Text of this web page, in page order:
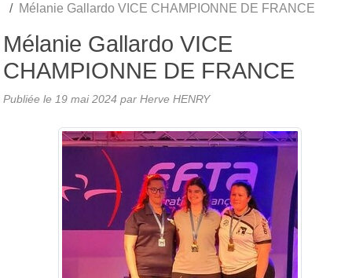
Mélanie Gallardo VICE CHAMPIONNE DE FRANCE
Mélanie Gallardo VICE
CHAMPIONNE DE FRANCE
Publiée le 19 mai 2024 par Herve HENRY